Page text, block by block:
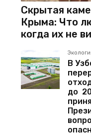
Скрытая
Крыма: Что
когда их не
В
до